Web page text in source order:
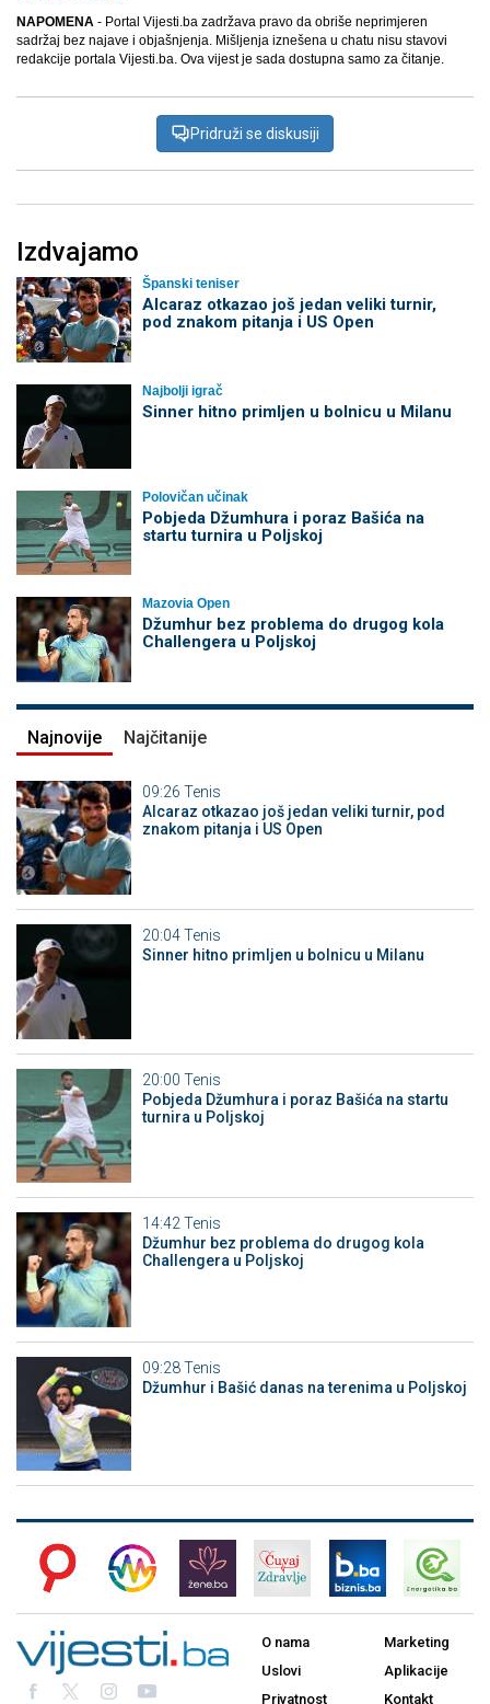
NAPOMENA - Portal Vijesti.ba zadržava pravo da obriše neprimjeren
sadržaj bez najave i objašnjenja. Mišljenja iznešena u chatu nisu stavovi
redakcije portala Vijesti.ba. Ova vijest je sada dostupna samo za čitanje.
Pridruži se diskusiji
Izdvajamo
Španski teniser
Alcaraz otkazao još jedan veliki turnir,
pod znakom pitanja i US Open
Najbolji igrač
Sinner hitno primljen u bolnicu u Milanu
Polovičan učinak
Pobjeda Džumhura i poraz Bašića na
startu turnira u Poljskoj
Mazovia Open
Džumhur bez problema do drugog kola
Challengera u Poljskoj
Najnovije Najčitanije
09:26 Tenis
Alcaraz otkazao još jedan veliki turnir, pod
znakom pitanja i US Open
20:04Tenis
Sinner hitno primljen u bolnicu u Milanu
20:00 Tenis
Pobjeda Džumhura i poraz Bašića na startu
turnira u Poljskoj
14:42 Tenis
Džumhur bez problema do drugog kola
Challengera u Poljskoj
09:28Tenis
Džumhur i Bašić danas na terenima u Poljskoj
O nama
Uslovi
Privatnost
Marketing
Aplikacije
Kontakt